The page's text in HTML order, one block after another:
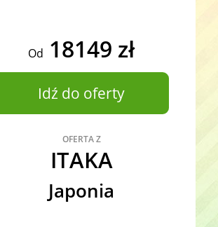
Od 18149 zł
Idź do oferty
OFERTA Z
ITAKA
Japonia